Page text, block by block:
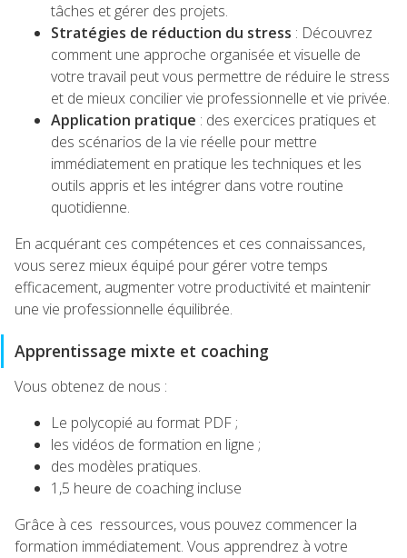
tâches et gérer des projets.
Stratégies de réduction du stress : Découvrez
comment une approche organisée et visuelle de
votre travail peut vous permettre de réduire le stress
et de mieux concilier vie professionnelle et vie privée.
Application pratique : des exercices pratiques et
des scénarios de la vie réelle pour mettre
immédiatement en pratique les techniques et les
outils appris et les intégrer dans votre routine
quotidienne.
En acquérant ces compétences et ces connaissances,
vous serez mieux équipé pour gérer votre temps
efficacement, augmenter votre productivité et maintenir
une vie professionnelle équilibrée.
Apprentissage mixte et coaching
Vous obtenez de nous :
Le polycopié au format PDF ;
les vidéos de formation en ligne ;
des modèles pratiques.
1,5 heure de coaching incluse
Grâce à ces ressources, vous pouvez commencer la
formation immédiatement. Vous apprendrez à votre